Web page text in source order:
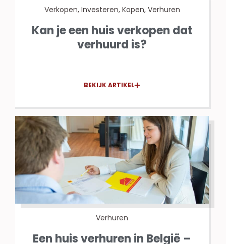
Verkopen, Investeren, Kopen, Verhuren
Kan je een huis verkopen dat
verhuurd is?
BEKIJK ARTIKEL
Verhuren
Een huis verhuren in België –